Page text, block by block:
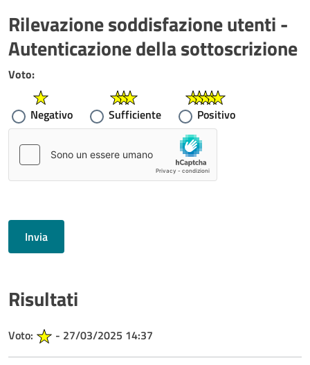
Rilevazione soddisfazione utenti -
Autenticazione della sottoscrizione
Voto:
Negativo Sufficiente Positivo
Invia
Risultati
Voto: - 27/03/2025 14:37